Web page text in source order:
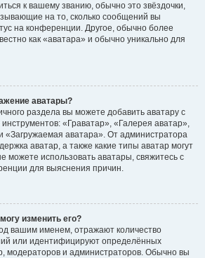
к вашему званию, обычно это звёздочки,
на то, сколько сообщений вы
на конференции. Другое, обычно более
как «аватара» и обычно уникально для
аватары?
раздела вы можете добавить аватару с
«Граватар», «Галерея аватар»,
«Загружаемая аватара». От администратора
аватар, а также какие типы аватар могут
можете использовать аватары, свяжитесь с
для выяснения причин.
изменить его?
вашим именем, отражают количество
или идентифицируют определённых
модераторов и администраторов. Обычно вы